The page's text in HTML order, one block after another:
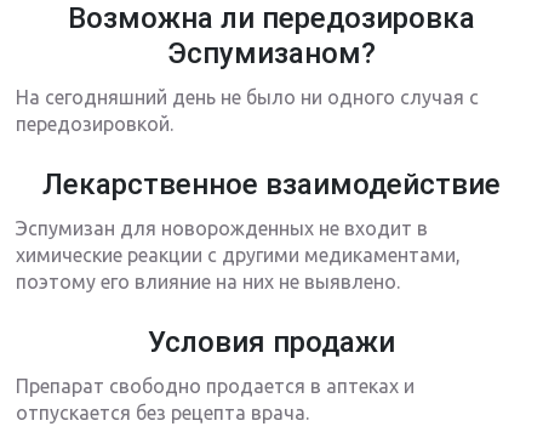
Возможна ли передозировка
Эспумизаном?
На сегодняшний день не было ни одного случая с
передозировкой.
Лекарственное взаимодействие
Эспумизан для новорожденных не входит в
химические реакции с другими медикаментами,
поэтому его влияние на них не выявлено.
Условия продажи
Препарат свободно продается в аптеках и
отпускается без рецепта врача.